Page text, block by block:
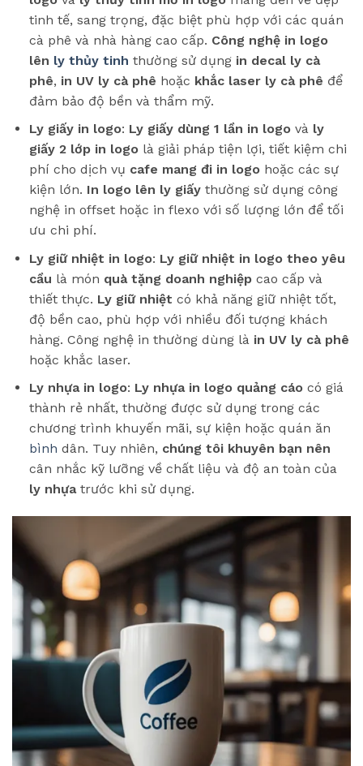
tinh tế, sang trọng, đặc biệt phù hợp với các quán
cà phê và nhà hàng cao cấp. Công nghệ in logo
lên ly thủy tinh thường sử dụng in decal ly cà
phê, in UV ly cà phê hoặc khắc laser ly cà phê để
đảm bảo độ bền và thẩm mỹ.
Ly giấy in logo: Ly giấy dùng 1 lần in logovà ly
giấy 2 lớp in logolà giải pháp tiện lợi, tiết kiệm chi
phí cho dịch vụ cafe mang đi in logohoặc các sự
kiện lớn. In logo lên ly giấythường sử dụng công
nghệ in offset hoặc in flexo với số lượng lớn để tối
ưu chi phí.
Ly giữ nhiệt in logo: Ly giữ nhiệt in logo theo yêu
cầu là món quà tặng doanh nghiệpcao cấp và
thiết thực. Ly giữ nhiệt có khả năng giữ nhiệt tốt,
độ bền cao, phù hợp với nhiều đối tượng khách
hàng. Công nghệ in thường dùng là in UV ly cà phê
hoặc khắc laser.
Ly nhựa in logo: Ly nhựa in logo quảng cáocó giá
thành rẻ nhất, thường được sử dụng trong các
chương trình khuyến mãi, sự kiện hoặc quán ăn
bình dân. Tuy nhiên, chúng tôi khuyên bạn nên
cân nhắc kỹ lưỡng về chất liệu và độ an toàn của
ly nhựatrước khi sử dụng.